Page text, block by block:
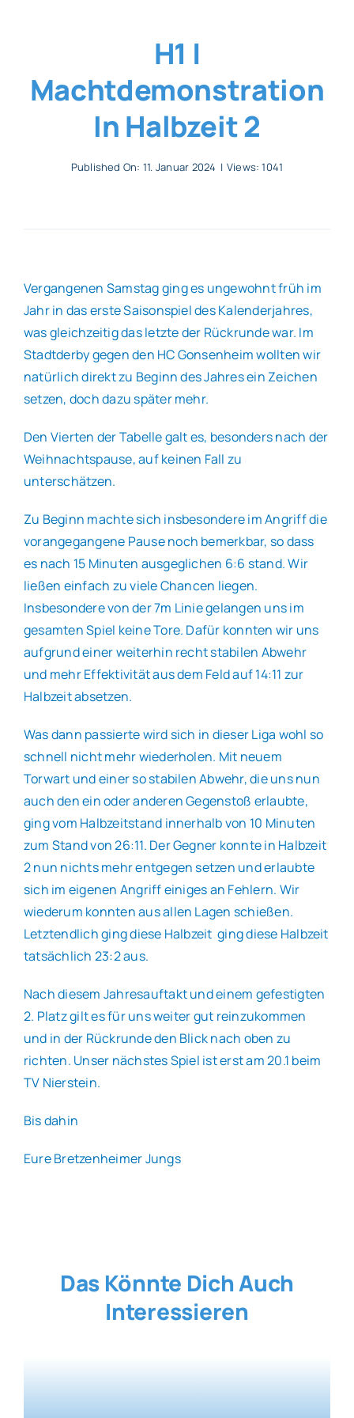
Partner
H1 |
Machtdemonstration
In Halbzeit 2
Published On: 11. Januar 2024 | Views: 1041
Vergangenen Samstag ging es ungewohnt früh im
Jahr in das erste Saisonspiel des Kalenderjahres,
was gleichzeitig das letzte der Rückrunde war. Im
Stadtderby gegen den HC Gonsenheim wollten wir
natürlich direkt zu Beginn des Jahres ein Zeichen
setzen, doch dazu später mehr.
Den Vierten der Tabelle galt es, besonders nach der
Weihnachtspause, auf keinen Fall zu
unterschätzen.
Zu Beginn machte sich insbesondere im Angriff die
vorangegangene Pause noch bemerkbar, so dass
es nach 15 Minuten ausgeglichen 6:6 stand. Wir
ließen einfach zu viele Chancen liegen.
Insbesondere von der 7m Linie gelangen uns im
gesamten Spiel keine Tore. Dafür konnten wir uns
aufgrund einer weiterhin recht stabilen Abwehr
und mehr Effektivität aus dem Feld auf 14:11 zur
Halbzeit absetzen.
Was dann passierte wird sich in dieser Liga wohl so
schnell nicht mehr wiederholen. Mit neuem
Torwart und einer so stabilen Abwehr, die uns nun
auch den ein oder anderen Gegenstoß erlaubte,
ging vom Halbzeitstand innerhalb von 10 Minuten
zum Stand von 26:11. Der Gegner konnte in Halbzeit
2 nun nichts mehr entgegen setzen und erlaubte
sich im eigenen Angriff einiges an Fehlern. Wir
wiederum konnten aus allen Lagen schießen.
Letztendlich ging diese Halbzeit ging diese Halbzeit
tatsächlich 23:2 aus.
Nach diesem Jahresauftakt und einem gefestigten
2. Platz gilt es für uns weiter gut reinzukommen
und in der Rückrunde den Blick nach oben zu
richten. Unser nächstes Spiel ist erst am 20.1 beim
TV Nierstein.
Bis dahin
Eure Bretzenheimer Jungs
Das Könnte Dich Auch
Interessieren